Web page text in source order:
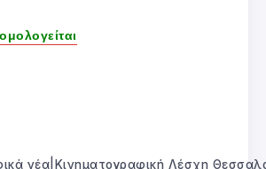
νέα|Κινηματογραφική Λέσχη